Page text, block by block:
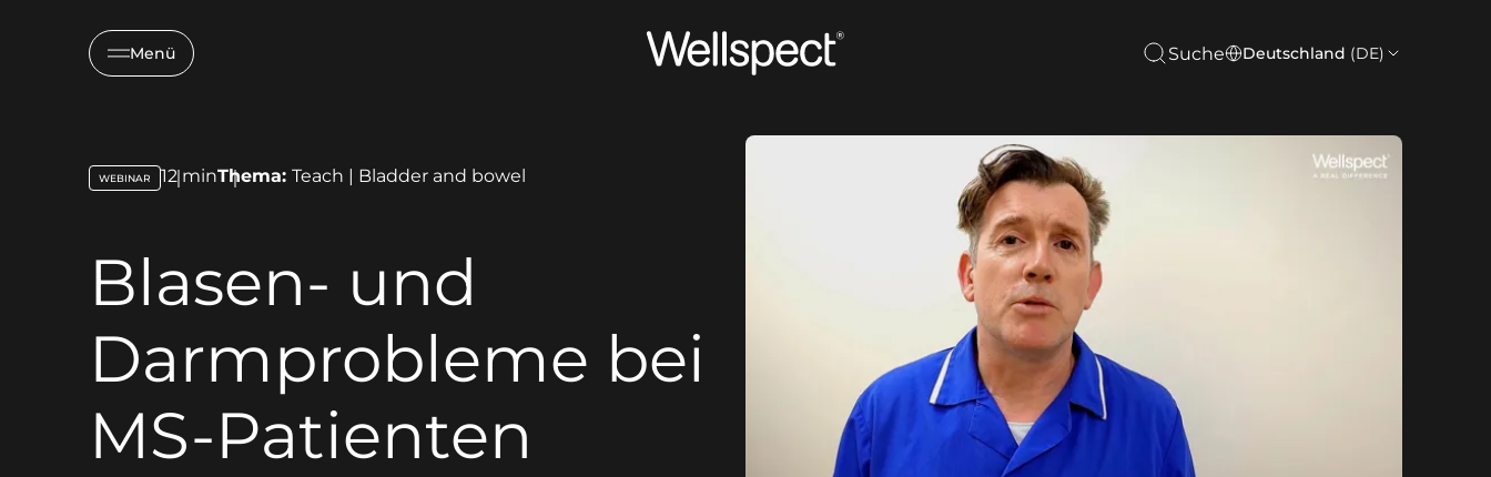
Menü
Wellspect
Suche Deutschland (DE)
Blasen- und
Darmprobleme bei
MS-Patienten
key:global.content-type:
WEBINAR 12 minThema: Teach | Bladder and bowel